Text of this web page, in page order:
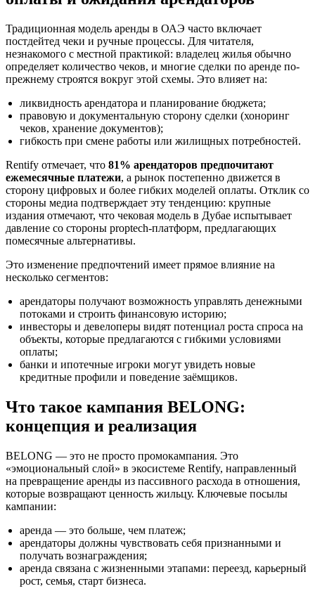
Традиционная модель аренды в ОАЭ часто включает
постдейтед чеки и ручные процессы. Для читателя,
незнакомого с местной практикой: владелец жилья обычно
определяет количество чеков, и многие сделки по аренде по-
прежнему строятся вокруг этой схемы. Это влияет на:
ликвидность арендатора и планирование бюджета;
правовую и документальную сторону сделки (хоноринг
чеков, хранение документов);
гибкость при смене работы или жилищных потребностей.
Rentify отмечает, что 81% арендаторов предпочитают
ежемесячные платежи, а рынок постепенно движется в
сторону цифровых и более гибких моделей оплаты. Отклик со
стороны медиа подтверждает эту тенденцию: крупные
издания отмечают, что чековая модель в Дубае испытывает
давление со стороны proptech-платформ, предлагающих
помесячные альтернативы.
Это изменение предпочтений имеет прямое влияние на
несколько сегментов:
арендаторы получают возможность управлять денежными
потоками и строить финансовую историю;
инвесторы и девелоперы видят потенциал роста спроса на
объекты, которые предлагаются с гибкими условиями
оплаты;
банки и ипотечные игроки могут увидеть новые
кредитные профили и поведение заёмщиков.
Что такое кампания BELONG:
концепция и реализация
BELONG — это не просто промокампания. Это
«эмоциональный слой» в экосистеме Rentify, направленный
на превращение аренды из пассивного расхода в отношения,
которые возвращают ценность жильцу. Ключевые посылы
кампании:
аренда — это больше, чем платеж;
арендаторы должны чувствовать себя признанными и
получать вознаграждения;
аренда связана с жизненными этапами: переезд, карьерный
рост, семья, старт бизнеса.